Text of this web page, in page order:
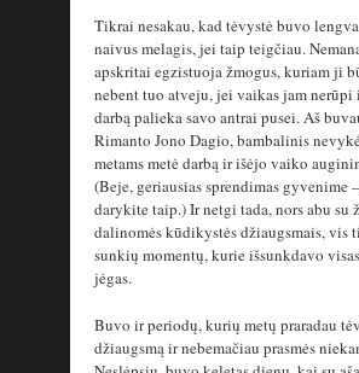
Tikrai nesakau, kad tėvystė buvo
naivus melagis, jei taip teigčiau.
apskritai egzistuoja žmogus, kuriam ji
nebent tuo atveju, jei vaikas jam nerūpi
darbą palieka savo antrai pusei. Aš
Rimanto Jono Dagio, bambalinis
metams metė darbą ir išėjo vaiko
(Beje, geriausias sprendimas gyvenime
darykite taip.) Ir netgi tada, nors abu su
dalinomės kūdikystės džiaugsmais, vis
sunkių momentų, kurie išsunkdavo
jėgas.
Buvo ir periodų, kurių metų praradau
džiaugsmą ir nebemačiau prasmės